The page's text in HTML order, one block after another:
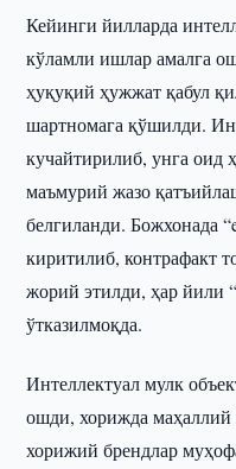
Кейинги йилларда
кўламли ишлар амалга
ҳуқуқий ҳужжат қабул
шартномага қўшилди.
кучайтирилиб, унга оид
маъмурий жазо
белгиланди. Божхонада
киритилиб, контрафакт
жорий этилди, ҳар йили
ўтказилмоқда.
Интеллектуал мулк
ошди, хорижда маҳаллий
хорижий брендлар